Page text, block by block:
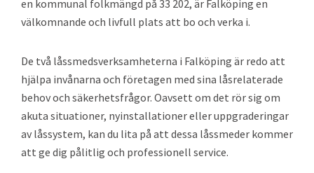
en kommunal folkmängd på 33 202, är Falköping en
välkomnande och livfull plats att bo och verka i.
De två låssmedsverksamheterna i Falköping är redo att
hjälpa invånarna och företagen med sina låsrelaterade
behov och säkerhetsfrågor. Oavsett om det rör sig om
akuta situationer, nyinstallationer eller uppgraderingar
av låssystem, kan du lita på att dessa låssmeder kommer
att ge dig pålitlig och professionell service.